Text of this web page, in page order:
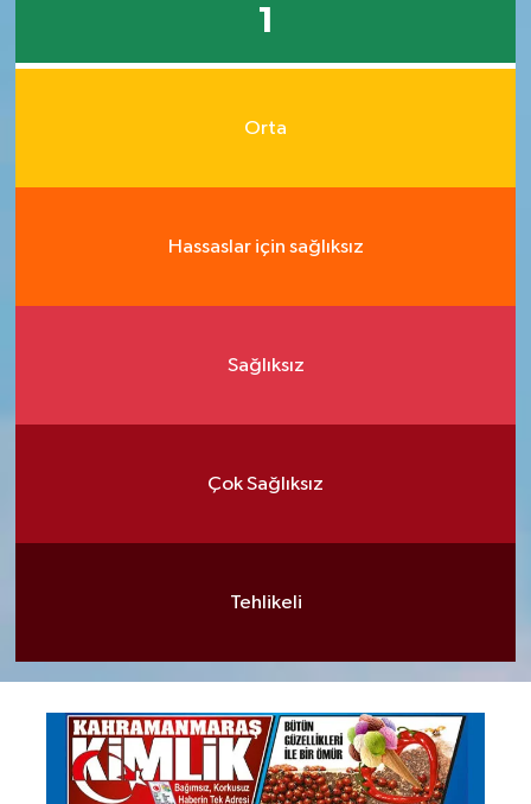
1
Orta
Hassaslar için sağlıksız
Sağlıksız
Çok Sağlıksız
Tehlikeli